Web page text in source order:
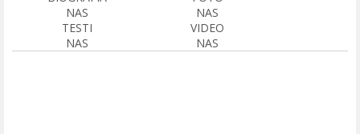
NAS
NAS
TESTI
NAS
VIDEO
NAS